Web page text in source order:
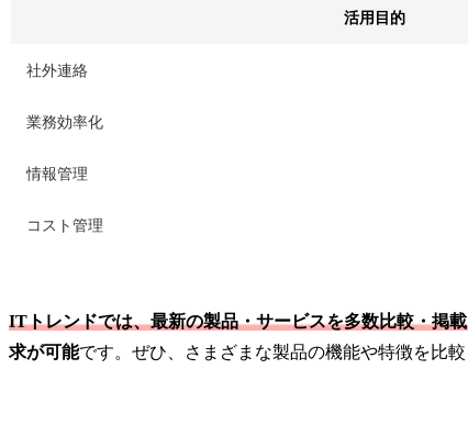
活用目的
社外連絡
業務効率化
情報管理
コスト管理
ITトレンドでは、最新の製品・サービスを多数比較・掲
求が可能です。ぜひ、さまざまな製品の機能や特徴を比較